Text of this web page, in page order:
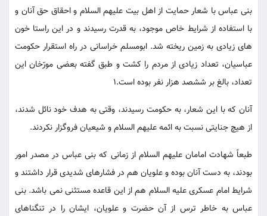
بنی عباس با شعار حمایت از اهل بیت علیهم السلام و احقاق حق آنان و
با استفاده از شرایط خاص موجود، به قدرت رسیدند و در این راستا خون
های زیادی به زمین ریخته شد. ابومسلم خراسانی در راه استقرار حکومت
عباسیان، تعداد زیادی از مردم را کشت و طبق گفته بعضی مورّخان این
تعداد، بالغ بر ششصد هزار نفر بوده است.1
آنان که با این شعار، به حکومت رسیدند، وقتی به هدف خود نائل شدند،
از هیچ جنایتی نسبت به ائمه علیهم السلام و شیعیان فروگزار نکردند.
طبعاً شهادت امامان علیهم السلام از زمانی که بنی عباس در مصدر امور
بودند، به دست آنان بوده و علویان هم در فشارهای شدیدی قرار داشتند و
شرایط امام عسکری علیه السلام هم از این قاعده مستثنی نمی باشد. بنی
عباس به خاطر ترس از آن حضرت و علویان، ایشان را در تنگناهای